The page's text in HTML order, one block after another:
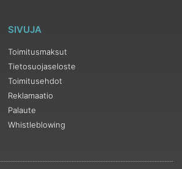
SIVUJA
Toimitusmaksut
Tietosuojaseloste
Toimitusehdot
Reklamaatio
Palaute
Whistleblowing